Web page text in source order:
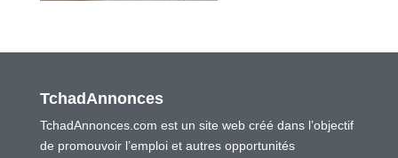
TchadAnnonces
TchadAnnonces.com est un site web créé dans l’objectif
de promouvoir l’emploi et autres opportunités